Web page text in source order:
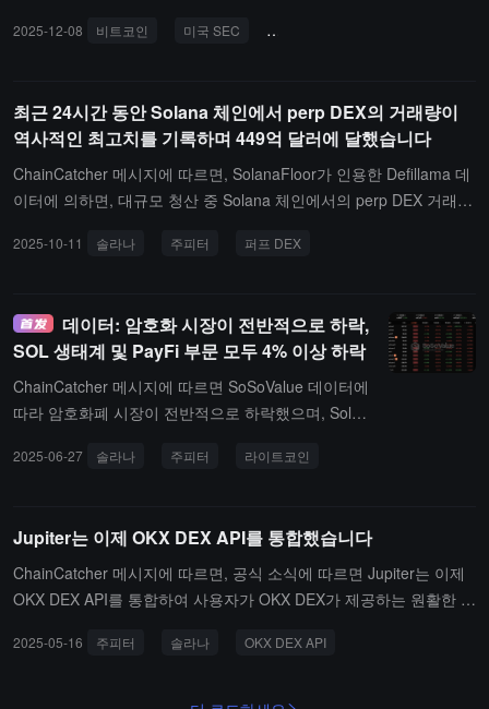
2025-12-08 비트코인 미국 SEC
최근 24시간 동안 Solana 체인에서 perp DEX의 거래량이
역사적인 최고치를 기록하며 449억 달러에 달했습니다
ChainCatcher 메시지에 따르면, SolanaFloor가 인용한 Defillama 데
이터에 의하면, 대규모 청산 중 Solana 체인에서의 perp DEX 거래량
장이 격렬하게 변동하고 거래자들이 서둘러 포지션을 조정하는 가운
2025-10-11 솔라나 주피터 퍼프 DEX
데이터: 암호화 시장이 전반적으로 하락,
SOL 생태계 및 PayFi 부문 모두 4% 이상 하락
ChainCatcher 메시지에 따르면 SoSoValue 데이터에
따라 암호화폐 시장이 전반적으로 하락했으며, Solan
섹터 내에서 Solana(SOL)와 Jupiter(JUP)는 각각 4.1
itcoin Cash(BCH)는 상대적으로 견조하여 각각 0.4
8%, 0.71%, 1.82% 상승했습니다.또한, Bitcoin(BTC)
는 24시간 동안 0.60% 하락하여 10.7만 달러 근처에
은 1.09% 하락하여 여전히 2400달러 이상을 유지하
동안 1.17% 하락했지만 Bitget token(BGB)은 반대로
2025-06-27 솔라나 주피터 라이트코인
Jupiter는 이제 OKX DEX API를 통합했습니다
ChainCatcher 메시지에 따르면, 공식 소식에 따르면 Jupiter는 이제
OKX DEX API를 통합하여 사용자가 OKX DEX가 제공하는 원활한 거
있으며, 체인 상 거래 효율성과 사용자 경험을 전반적으로 향상시킵
솔루션을 제공하여 개발자들이 선호하는 선택이 되고 업계 표준이 되
2025-05-16 주피터 솔라나 OKX DEX API